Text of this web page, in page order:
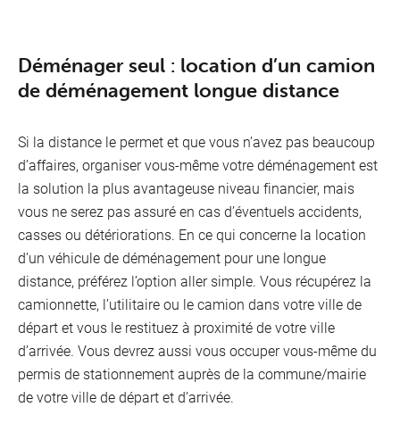
Déménager seul : location d’un camion
de déménagement longue distance
Si la distance le permet et que vous n’avez pas beaucoup
d’affaires, organiser vous-même votre déménagement est
la solution la plus avantageuse niveau financier, mais
vous ne serez pas assuré en cas d’éventuels accidents,
casses ou détériorations. En ce qui concerne la location
d’un véhicule de déménagement pour une longue
distance, préférez l’option aller simple. Vous récupérez la
camionnette, l’utilitaire ou le camion dans votre ville de
départ et vous le restituez à proximité de votre ville
d’arrivée. Vous devrez aussi vous occuper vous-même du
permis de stationnement auprès de la commune/mairie
de votre ville de départ et d’arrivée.